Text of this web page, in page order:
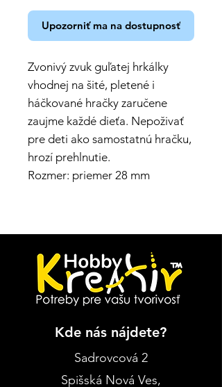
Upozorniť ma na dostupnosť
Zvonivý zvuk guľatej hrkálky
vhodnej na šité, pletené i
háčkované hračky zaručene
zaujme každé dieťa. Nepoživať
pre deti ako samostatnú hračku,
hrozí prehlnutie.
Rozmer: priemer 28 mm
Kde nás nájdete?
Sadrovcová 2
Spišská Nová Ves,